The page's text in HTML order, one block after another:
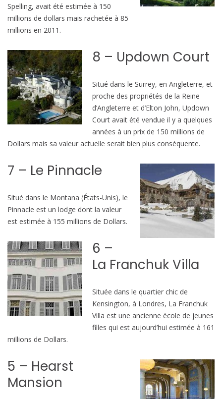
Spelling, avait été estimée à 150
millions de dollars mais rachetée à 85
millions en 2011.
8 – Updown Court
Situé dans le Surrey, en Angleterre, et
proche des propriétés de la Reine
d’Angleterre et d’Elton John, Updown
Court avait été vendue il y a quelques
années à un prix de 150 millions de
Dollars mais sa valeur actuelle serait bien plus conséquente.
7 – Le Pinnacle
Situé dans le Montana (États-Unis), le
Pinnacle est un lodge dont la valeur
est estimée à 155 millions de Dollars.
6 –
La Franchuk Villa
Située dans le quartier chic de
Kensington, à Londres, La Franchuk
Villa est une ancienne école de jeunes
filles qui est aujourd’hui estimée à 161
millions de Dollars.
5 – Hearst
Mansion